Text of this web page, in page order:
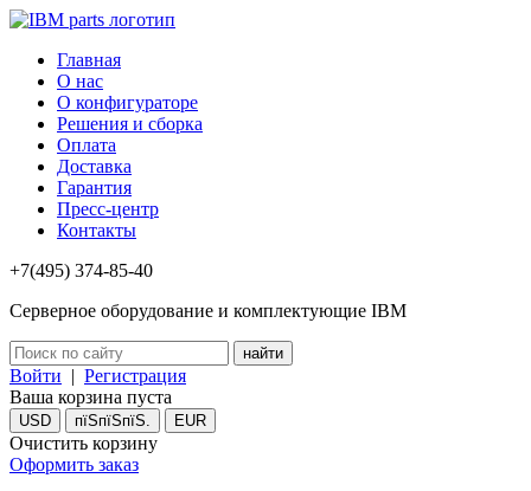
Главная
О нас
О конфигураторе
Решения и сборка
Оплата
Доставка
Гарантия
Пресс-центр
Контакты
+7(495) 374-85-40
Серверное оборудование и комплектующие IBM
Войти | Регистрация
Ваша корзина пуста
USD пїЅпїЅпїЅ. EUR
Очистить корзину
Оформить заказ